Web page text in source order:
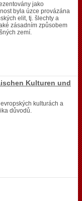
jako
byla úzce provázána
elit, tj. šlechty a
zásadním způsobem
zemí.
Kulturen und
kulturách a
důvodů.